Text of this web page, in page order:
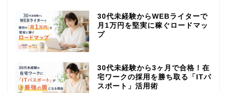
30代未経験からWEBライターで
月1万円を堅実に稼ぐロードマッ
プ
30代未経験から3ヶ月で合格！在
宅ワークの採用を勝ち取る「ITパ
スポート」活用術